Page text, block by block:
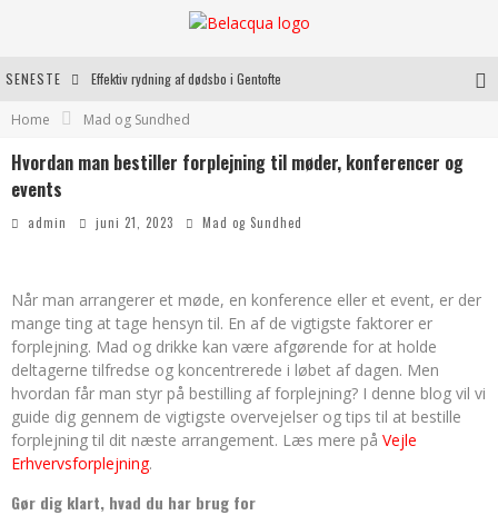
SENESTE Effektiv rydning af dødsbo i Gentofte
Vantinge Teknik: En Innovativ Løsning til Moderne Udfordringer
Home Mad og Sundhed
Hvordan man bestiller forplejning til møder, konferencer og
events
admin juni 21, 2023 Mad og Sundhed
Når man arrangerer et møde, en konference eller et event, er der
mange ting at tage hensyn til. En af de vigtigste faktorer er
forplejning. Mad og drikke kan være afgørende for at holde
deltagerne tilfredse og koncentrerede i løbet af dagen. Men
hvordan får man styr på bestilling af forplejning? I denne blog vil vi
guide dig gennem de vigtigste overvejelser og tips til at bestille
forplejning til dit næste arrangement. Læs mere på Vejle
Erhvervsforplejning.
Gør dig klart, hvad du har brug for